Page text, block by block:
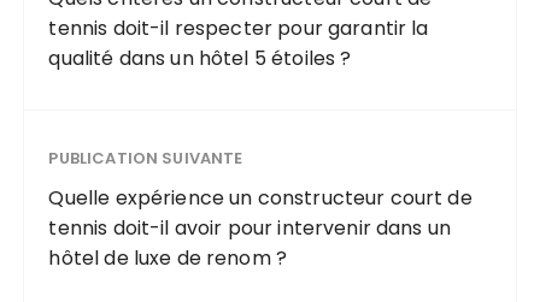
tennis doit-il respecter pour garantir la
qualité dans un hôtel 5 étoiles ?
PUBLICATION SUIVANTE
Quelle expérience un constructeur court de
tennis doit-il avoir pour intervenir dans un
hôtel de luxe de renom ?